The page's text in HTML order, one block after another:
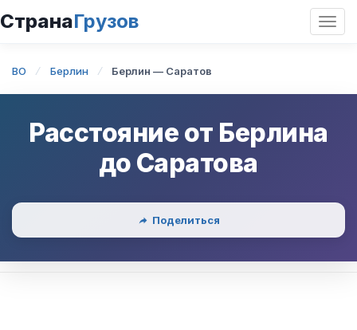
СтранаГрузов
BO Берлин Берлин — Саратов
Расстояние от Берлина
до Саратова
Поделиться